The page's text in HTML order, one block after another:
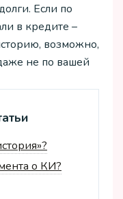
Если по
в кредите –
возможно,
не по вашей
о КИ?